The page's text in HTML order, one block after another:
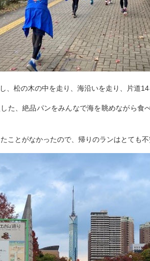
、松の木の中を走り、海沿いを走り、片道
た、絶品パンをみんなで海を眺めながら食
ことがなかったので、帰りのランはとても不